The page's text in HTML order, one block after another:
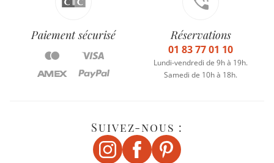
Paiement sécurisé Réservations
01 83 77 01 10
Lundi-vendredi de 9h à 19h.
Samedi de 10h à 18h.
Suivez-nous :